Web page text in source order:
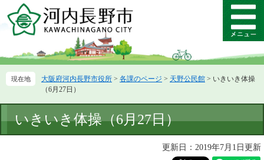
ー
先
ニ
を
て
メ
ニ
ー
大阪府河内長野市役所 > 各課のページ > 天野公民館 > いきいき体操
（6月27日）
文
いきいき体操（6月27日）
更新日：2019年7月1日更新